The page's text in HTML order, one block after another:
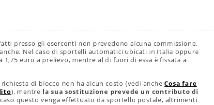
presso gli esercenti non prevedono alcuna commissione,
Nel caso di sportelli automatici ubicati in Italia oppure
1,75 euro a prelievo, mentre al di fuori di essa è fissata a
di blocco non ha alcun costo (vedi ancheCosa fare
), mentre la sua sostituzione prevede un contributo di
questo venga effettuato da sportello postale, altrimenti